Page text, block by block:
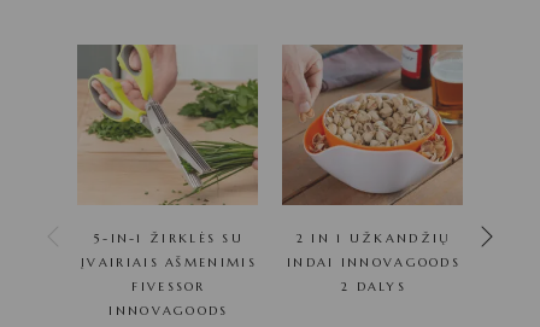
5-IN-1 ŽIRKLĖS SU
ĮVAIRIAIS AŠMENIMIS
FIVESSOR
INNOVAGOODS
2 IN 1 UŽKANDŽIŲ
INDAI INNOVAGOODS
2 DALYS